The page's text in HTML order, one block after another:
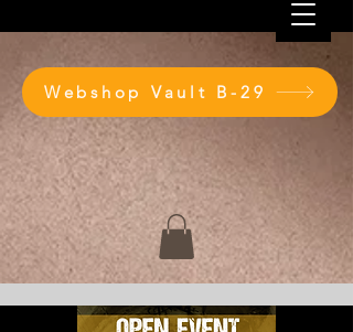
Webshop Vault B-29